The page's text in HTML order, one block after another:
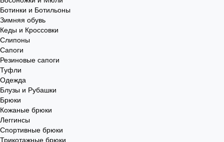
Ботинки и Ботильоны
Зимняя обувь
Кеды и Кроссовки
Слипоны
Сапоги
Резиновые сапоги
Туфли
Одежда
Блузы и Рубашки
Брюки
Кожаные брюки
Леггинсы
Спортивные брюки
Трикотажные брюки